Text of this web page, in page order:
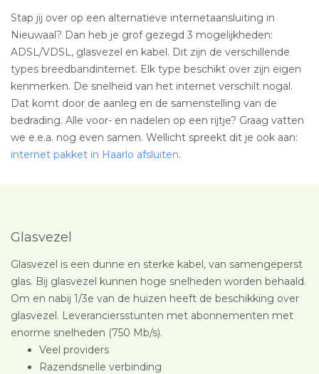
Stap jij over op een alternatieve internetaansluiting in
Nieuwaal? Dan heb je grof gezegd 3 mogelijkheden:
ADSL/VDSL, glasvezel en kabel. Dit zijn de verschillende
types breedbandinternet. Elk type beschikt over zijn eigen
kenmerken. De snelheid van het internet verschilt nogal.
Dat komt door de aanleg en de samenstelling van de
bedrading. Alle voor- en nadelen op een rijtje? Graag vatten
we e.e.a. nog even samen. Wellicht spreekt dit je ook aan:
internet pakket in Haarlo afsluiten.
Glasvezel
Glasvezel is een dunne en sterke kabel, van samengeperst
glas. Bij glasvezel kunnen hoge snelheden worden behaald.
Om en nabij 1/3e van de huizen heeft de beschikking over
glasvezel. Leveranciersstunten met abonnementen met
enorme snelheden (750 Mb/s).
Veel providers
Razendsnelle verbinding